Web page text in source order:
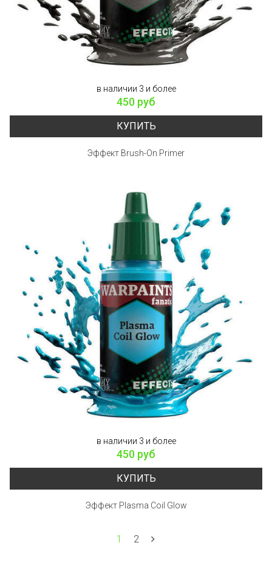
в наличии 3 и более
450 руб
КУПИТЬ
Эффект Brush-On Primer
в наличии 3 и более
450 руб
КУПИТЬ
Эффект Plasma Coil Glow
1 2